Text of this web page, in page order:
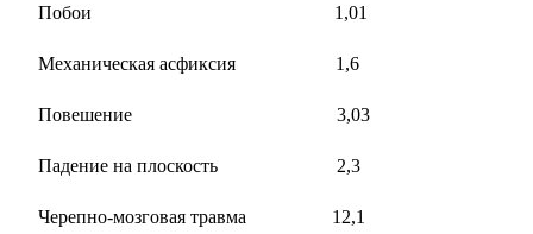
Побои 1,01
Механическая асфиксия 1,6
Повешение 3,03
Падение на плоскость 2,3
Черепно-мозговая травма 12,1